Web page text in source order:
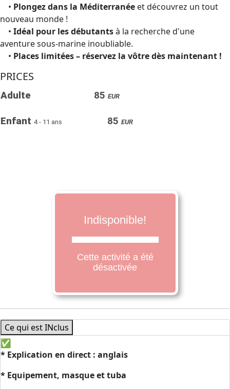
• Plongez dans la Méditerranée et découvrez un tout
nouveau monde !
• Idéal pour les débutantsà la recherche d'une
aventure sous-marine inoubliable.
• Places limitées – réservez la vôtre dès maintenant !
PRICES
Adulte 85 EUR
Enfant 4- 11 ans 85 EUR
Ce qui est INclus
* Explication en direct : anglais
* Equipement, masque et tuba